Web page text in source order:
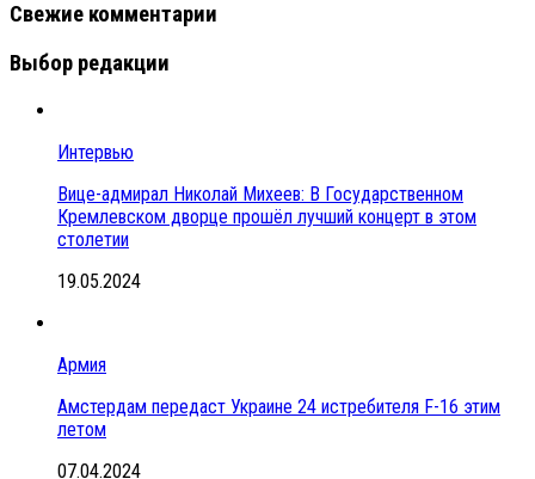
Свежие комментарии
Выбор редакции
Интервью
Вице-адмирал Николай Михеев: В Государственном
Кремлевском дворце прошёл лучший концерт в этом
столетии
19.05.2024
Армия
Амстердам передаст Украине 24 истребителя F-16 этим
летом
07.04.2024